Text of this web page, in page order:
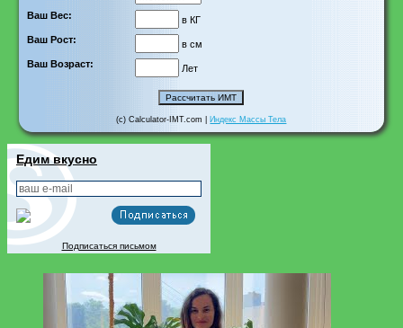
Ваш Вес:
в КГ
Ваш Рост:
в см
Ваш Возраст:
Лет
(c) Calculator-IMT.com | Индекс Массы Тела
Едим вкусно
Подписаться письмом